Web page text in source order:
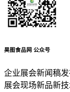
昊图食品网 公众号
企业展会新闻稿
展会现场新品新